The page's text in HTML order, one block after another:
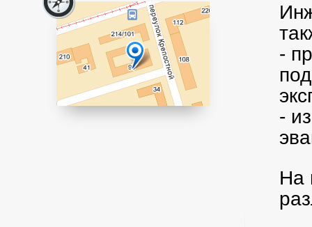
-
-
На